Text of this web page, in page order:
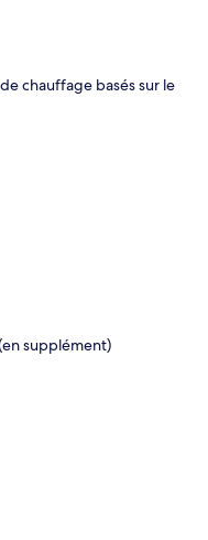
chauffage basés sur le
supplément)